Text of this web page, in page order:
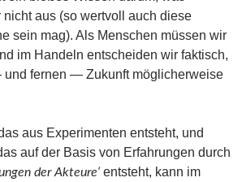
aus (so wertvoll auch diese
sein mag). Als Menschen müssen wir
im Handeln entscheiden wir faktisch,
fernen — Zukunft möglicherweise
aus Experimenten entsteht, und
auf der Basis von Erfahrungen durch
der Akteure‘entsteht, kann im